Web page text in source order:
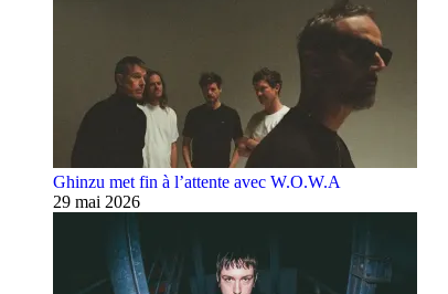
Ghinzu met fin à l’attente avec W.O.W.A
29 mai 2026